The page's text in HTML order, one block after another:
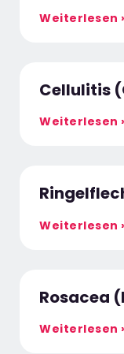
Weiterlesen
Cellulitis
Weiterlesen
Weiterlesen
Rosacea
Weiterlesen